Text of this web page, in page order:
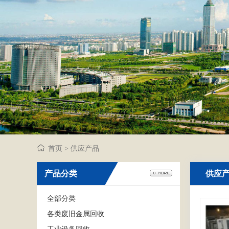
首页 > 供应产品
产品分类
全部分类
各类废旧金属回收
供应